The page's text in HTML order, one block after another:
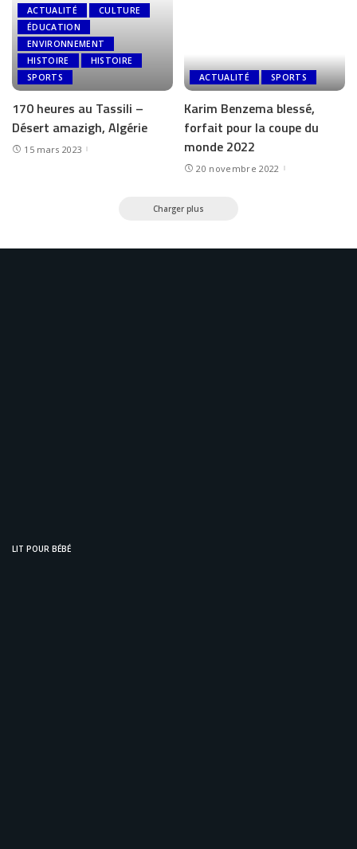
ACTUALITÉ
CULTURE
ÉDUCATION
ENVIRONNEMENT
HISTOIRE
HISTOIRE
SPORTS
170 heures au Tassili –
Désert amazigh, Algérie
15 mars 2023
ACTUALITÉ SPORTS
Karim Benzema blessé,
forfait pour la coupe du
monde 2022
20 novembre 2022
Charger plus
LIT POUR BÉBÉ